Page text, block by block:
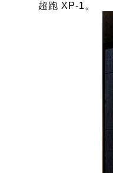
超跑 XP-1。